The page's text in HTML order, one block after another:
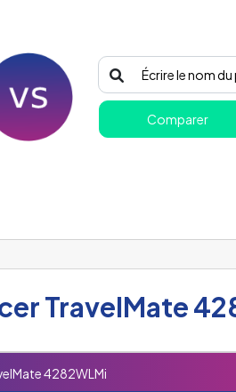
Comparer
TravelMate
4282WLMi